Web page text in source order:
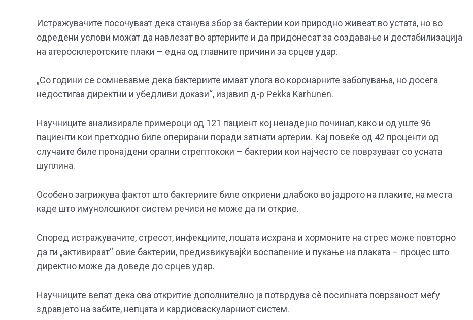
Истражувачите посочуваат дека станува збор за бактерии кои природно живеат во устата, но во
одредени услови можат да навлезат во артериите и да придонесат за создавање и дестабилизација
на атеросклеротските плаки – една од главните причини за срцев удар.
„Со години се сомневавме дека бактериите имаат улога во коронарните заболувања, но досега
недостигаа директни и убедливи докази“, изјавил д-р Pekka Karhunen.
Научниците анализирале примероци од 121 пациент кој ненадејно починал, како и од уште 96
пациенти кои претходно биле оперирани поради затнати артерии. Кај повеќе од 42 проценти од
случаите биле пронајдени орални стрептококи – бактерии кои најчесто се поврзуваат со усната
шуплина.
Особено загрижува фактот што бактериите биле откриени длабоко во јадрото на плаките, на места
каде што имунолошкиот систем речиси не може да ги открие.
Според истражувачите, стресот, инфекциите, лошата исхрана и хормоните на стрес може повторно
да ги „активираат“ овие бактерии, предизвикувајќи воспаление и пукање на плаката – процес што
директно може да доведе до срцев удар.
Научниците велат дека ова откритие дополнително ја потврдува сè посилната поврзаност меѓу
здравјето на забите, непцата и кардиоваскуларниот систем.